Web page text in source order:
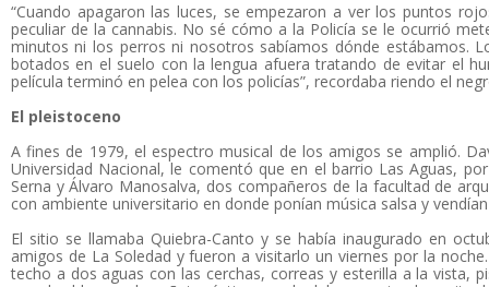
“Cuando apagaron las luces, se empezaron a ver los puntos
peculiar de la cannabis. No sé cómo a la Policía se le ocurrió
minutos ni los perros ni nosotros sabíamos dónde estábamos.
botados en el suelo con la lengua afuera tratando de evitar el
película terminó en pelea con los policías”, recordaba riendo el
El pleistoceno
A fines de 1979, el espectro musical de los amigos se amplió.
Universidad Nacional, le comentó que en el barrio Las Aguas,
Serna y Álvaro Manosalva, dos compañeros de la facultad de
con ambiente universitario en donde ponían música salsa y
El sitio se llamaba Quiebra-Canto y se había inaugurado en
amigos de La Soledad y fueron a visitarlo un viernes por la
techo a dos aguas con las cerchas, correas y esterilla a la vista,